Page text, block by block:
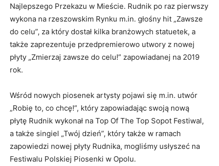
Najlepszego Przekazu w Mieście. Rudnik po raz pierwszy
wykona na rzeszowskim Rynku m.in. głośny hit „Zawsze
do celu”, za który dostał kilka branżowych statuetek, a
także zaprezentuje przedpremierowo utwory z nowej
płyty „Zmierzaj zawsze do celu!” zapowiadanej na 2019
rok.
Wśród nowych piosenek artysty pojawi się m.in. utwór
„Robię to, co chcę!”, który zapowiadając swoją nową
płytę Rudnik wykonał na Top Of The Top Sopot Festiwal,
a także singiel „Twój dzień”, który także w ramach
zapowiedzi nowej płyty Rudnika, mogliśmy usłyszeć na
Festiwalu Polskiej Piosenki w Opolu.